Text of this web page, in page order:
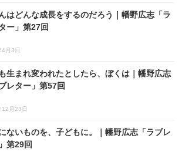
はどんな成長をするのだろう｜幡野広志「ラ
ー」第27回
月3日
生まれ変われたとしたら、ぼくは｜幡野広志
ブレター」第57回
12月23日
ないものを、子どもに。｜幡野広志「ラブレ
第29回